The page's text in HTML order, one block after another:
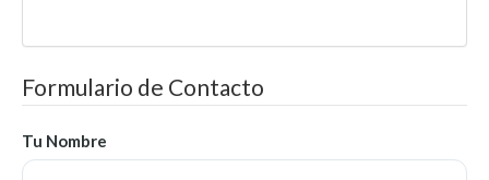
Formulario de Contacto
Tu Nombre